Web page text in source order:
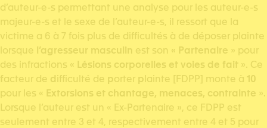
d’auteur-e-s permettant une analyse pour les auteur-e-s
majeur-e-s et le sexe de l’auteur-e-s, il ressort que la
victime a 6 à 7 fois plus de difficultés à de déposer plainte
lorsque l’agresseur masculin est son « Partenaire » pour
des infractions « Lésions corporelles et voies de fait ». Ce
facteur de difficulté de porter p lainte [FDPP] monte à 10
pour les « Extorsions et chantage, menaces, contrainte ».
Lorsque l’auteur est un « Ex-Partenaire », ce FDPP est
seulement entre 3 et 4, respectivement entre 4 et 5 pour